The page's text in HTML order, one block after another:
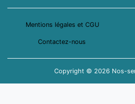
Mentions légales et CGU
Contactez-nous
Copyright © 2026 Nos-